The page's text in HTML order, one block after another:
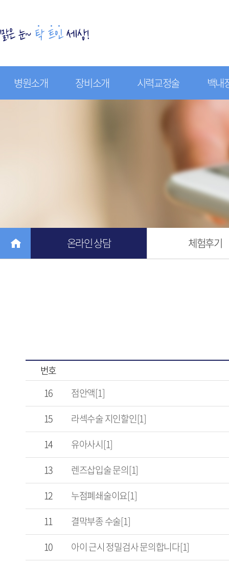
병원소개 장비소개 시력교정술 백내
온라인 상담 체험후기
번호
16
점안액[1]
15
라섹수술 지인할인[1]
14
유아사시[1]
13
렌즈삽입술 문의[1]
12
누점폐쇄술이요[1]
11
결막부종 수술[1]
10
아이 근시 정밀검사 문의합니다[1]